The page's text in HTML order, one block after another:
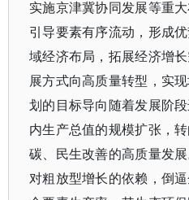
实施京津冀协同发展等重
引导要素有序流动，形成
域经济布局，拓展经济增
展方式向高质量转型，实
划的目标导向随着发展阶
内生产总值的规模扩张，
碳、民生改善的高质量发
对粗放型增长的依赖，倒